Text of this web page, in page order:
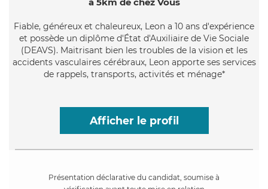
Fiable, généreux et chaleureux, Leon a 10 ans d'expérience
et possède un diplôme d'État d'Auxiliaire de Vie Sociale
(DEAVS). Maitrisant bien les troubles de la vision et les
accidents vasculaires cérébraux, Leon apporte ses services
de rappels, transports, activités et ménage*
Afficher le profil
Présentation déclarative du candidat, soumise à